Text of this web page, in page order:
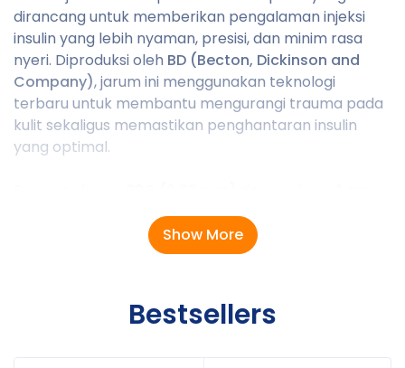
dirancang untuk memberikan pengalaman injeksi
insulin yang lebih nyaman, presisi, dan minim rasa
nyeri. Diproduksi oleh BD (Becton, Dickinson and
Company), jarum ini menggunakan teknologi
terbaru untuk membantu mengurangi trauma pada
kulit sekaligus memastikan penghantaran insulin
yang optimal.
BD Ultra-Fine™ PRO merupakan salah satu jarum
insulin paling tipis dan pendek, sehingga membantu
mengurangi rasa sakit saat penyuntikan serta
menggunakan koneksi universal.
Show More
Bestsellers